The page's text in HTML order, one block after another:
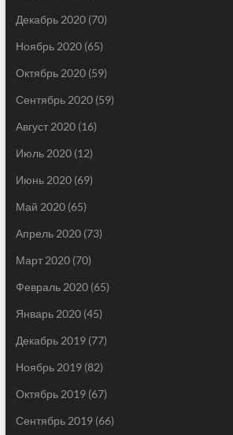
Декабрь 2020(70)
Ноябрь 2020(65)
Октябрь 2020(59)
Сентябрь 2020(59)
Август 2020(16)
Июль 2020(12)
Июнь 2020(69)
Май 2020(65)
Апрель 2020(73)
Март 2020(70)
Февраль 2020(65)
Январь 2020(45)
Декабрь 2019(77)
Ноябрь 2019(82)
Октябрь 2019(67)
Сентябрь 2019(66)